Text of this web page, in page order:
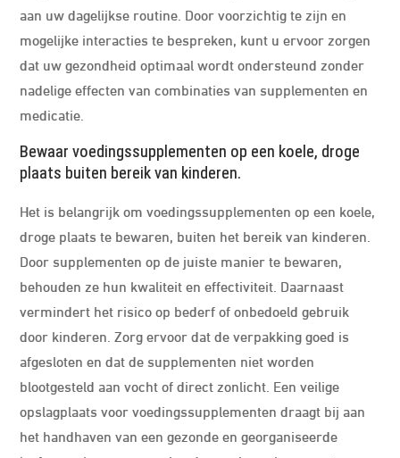
aan uw dagelijkse routine. Door voorzichtig te zijn en
mogelijke interacties te bespreken, kunt u ervoor zorgen
dat uw gezondheid optimaal wordt ondersteund zonder
nadelige effecten van combinaties van supplementen en
medicatie.
Bewaar voedingssupplementen op een koele, droge
plaats buiten bereik van kinderen.
Het is belangrijk om voedingssupplementen op een koele,
droge plaats te bewaren, buiten het bereik van kinderen.
Door supplementen op de juiste manier te bewaren,
behouden ze hun kwaliteit en effectiviteit. Daarnaast
vermindert het risico op bederf of onbedoeld gebruik
door kinderen. Zorg ervoor dat de verpakking goed is
afgesloten en dat de supplementen niet worden
blootgesteld aan vocht of direct zonlicht. Een veilige
opslagplaats voor voedingssupplementen draagt bij aan
het handhaven van een gezonde en georganiseerde